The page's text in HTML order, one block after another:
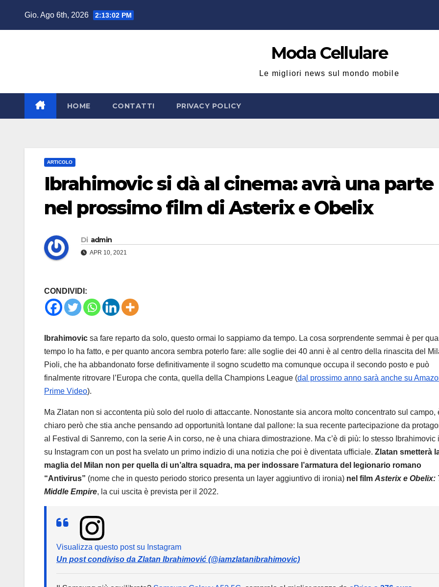
Gio. Ago 6th, 2026 2:13:03 PM
Moda Cellulare
Le migliori news sul mondo mobile
HOME CONTATTI PRIVACY POLICY
ARTICOLO
Ibrahimovic si dà al cinema: avrà una parte
nel prossimo film di Asterix e Obelix
Di admin
APR 10, 2021
CONDIVIDI:
Ibrahimovic sa fare reparto da solo, questo ormai lo sappiamo da tempo. La cosa sorprendente semmai è per
tempo lo ha fatto, e per quanto ancora sembra poterlo fare: alle soglie dei 40 anni è al centro della rinascita del
Pioli, che ha abbandonato forse definitivamente il sogno scudetto ma comunque occupa il secondo posto e può
finalmente ritrovare l’Europa che conta, quella della Champions League (dal prossimo anno sarà anche su
Prime Video).
Ma Zlatan non si accontenta più solo del ruolo di attaccante. Nonostante sia ancora molto concentrato sul campo,
chiaro però che stia anche pensando ad opportunità lontane dal pallone: la sua recente partecipazione da
al Festival di Sanremo, con la serie A in corso, ne è una chiara dimostrazione. Ma c’è di più: lo stesso Ibrahimovic
su Instagram con un post ha svelato un primo indizio di una notizia che poi è diventata ufficiale. Zlatan smetterà
maglia del Milan non per quella di un’altra squadra, ma per indossare l’armatura del legionario romano
“Antivirus” (nome che in questo periodo storico presenta un layer aggiuntivo di ironia) nel film Asterix e Obelix:
Middle Empire, la cui uscita è prevista per il 2022.
Visualizza questo post su Instagram
Un post condiviso da Zlatan Ibrahimović (@iamzlatanibrahimovic)
display